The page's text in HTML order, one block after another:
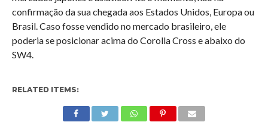
confirmação da sua chegada aos Estados Unidos, Europa ou
Brasil. Caso fosse vendido no mercado brasileiro, ele
poderia se posicionar acima do Corolla Cross e abaixo do
SW4.
RELATED ITEMS: